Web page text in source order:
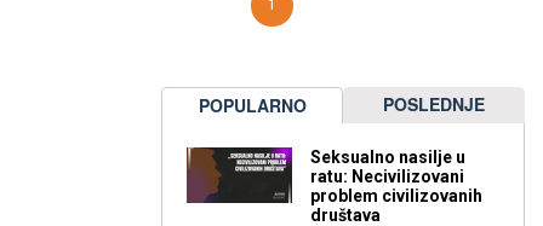
1
POPULARNO POSLEDNJE
Seksualno nasilje u
ratu: Necivilizovani
problem civilizovanih
društava